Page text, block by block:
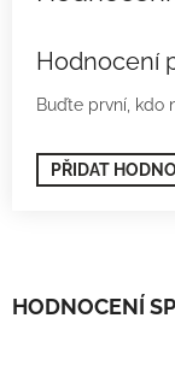
Hodnocení
Buďte první, kdo
PŘIDAT
HODNOCENÍ